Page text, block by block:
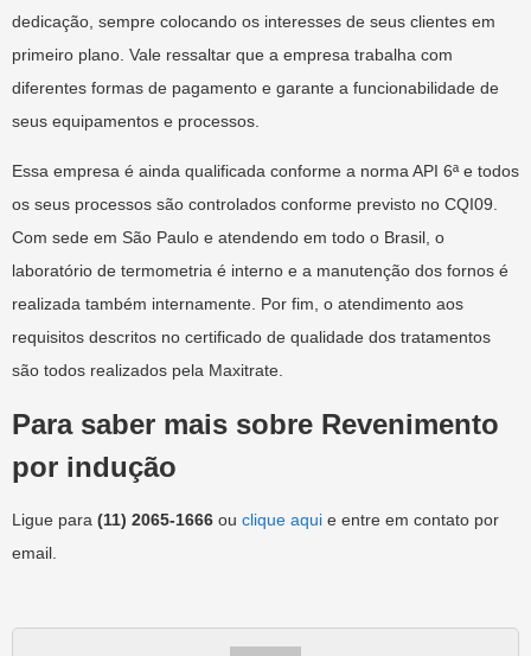
dedicação, sempre colocando os interesses de seus clientes em
primeiro plano. Vale ressaltar que a empresa trabalha com
diferentes formas de pagamento e garante a funcionabilidade de
seus equipamentos e processos.
Essa empresa é ainda qualificada conforme a norma API 6ª e todos
os seus processos são controlados conforme previsto no CQI09.
Com sede em São Paulo e atendendo em todo o Brasil, o
laboratório de termometria é interno e a manutenção dos fornos é
realizada também internamente. Por fim, o atendimento aos
requisitos descritos no certificado de qualidade dos tratamentos
são todos realizados pela Maxitrate.
Para saber mais sobre Revenimento
por indução
Ligue para (11) 2065-1666 ou clique aqui e entre em contato por
email.